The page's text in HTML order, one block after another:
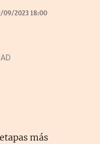
09/2023 18:00
más